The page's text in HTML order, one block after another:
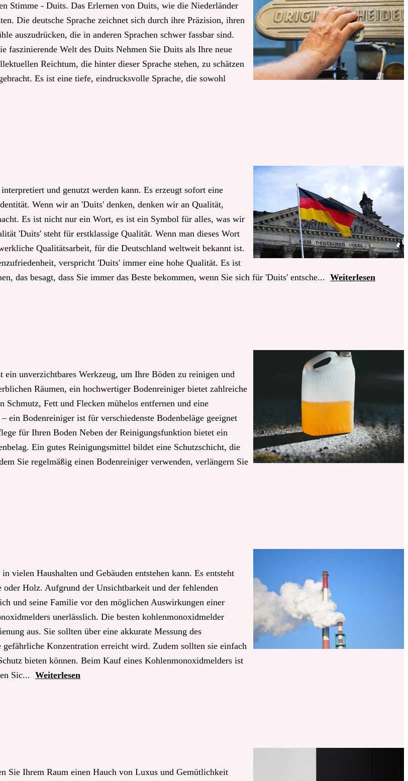
Stimme - Duits. Das Erlernen von Duits, wie die Niederländer
Die deutsche Sprache zeichnet sich durch ihre Präzision, ihren
auszudrücken, die in anderen Sprachen schwer fassbar sind.
Welt des Duits Nehmen Sie Duits als Ihre neue
Reichtum, die hinter dieser Sprache stehen, zu schätzen
Es ist eine tiefe, eindrucksvolle Sprache, die sowohl
und genutzt werden kann. Es erzeugt sofort eine
Wenn wir an 'Duits' denken, denken wir an Qualität,
Es ist nicht nur ein Wort, es ist ein Symbol für alles, was wir
'Duits' steht für erstklassige Qualität. Wenn man dieses Wort
Qualitätsarbeit, für die Deutschland weltweit bekannt ist.
verspricht 'Duits' immer eine hohe Qualität. Es ist
das besagt, dass Sie immer das Beste bekommen, wenn Sie sich für 'Duits' entsche... Weiterlesen
unverzichtbares Werkzeug, um Ihre Böden zu reinigen und
Räumen, ein hochwertiger Bodenreiniger bietet zahlreiche
Fett und Flecken mühelos entfernen und eine
Bodenreiniger ist für verschiedenste Bodenbeläge geeignet
für Ihren Boden Neben der Reinigungsfunktion bietet ein
Ein gutes Reinigungsmittel bildet eine Schutzschicht, die
Sie regelmäßig einen Bodenreiniger verwenden, verlängern Sie
vielen Haushalten und Gebäuden entstehen kann. Es entsteht
Holz. Aufgrund der Unsichtbarkeit und der fehlenden
und seine Familie vor den möglichen Auswirkungen einer
unerlässlich. Die besten kohlenmonoxidmelder
aus. Sie sollten über eine akkurate Messung des
Konzentration erreicht wird. Zudem sollten sie einfach
bieten können. Beim Kauf eines Kohlenmonoxidmelders ist
Sic... Weiterlesen
Sie Ihrem Raum einen Hauch von Luxus und Gemütlichkeit